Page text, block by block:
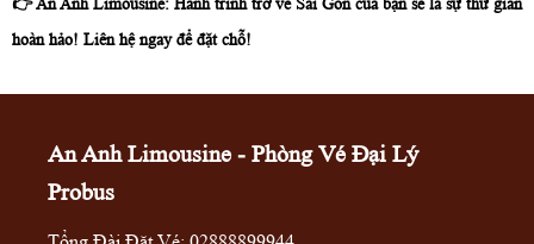
👉 An Anh Limousine: Hành trình trở về Sài Gòn của bạn sẽ là sự thư giãn
hoàn hảo! Liên hệ ngay để đặt chỗ!
An Anh Limousine - Phòng Vé Đại Lý
Probus